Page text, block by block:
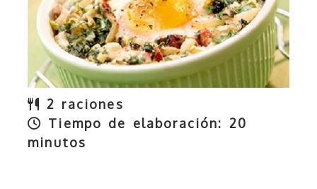
2 raciones
Tiempo de elaboración: 20
minutos